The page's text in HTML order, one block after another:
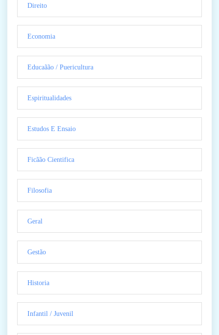
Direito
Economia
Educaãão / Puericultura
Espiritualidades
Estudos E Ensaio
Ficãão Cientifica
Filosofia
Geral
Gestão
Historia
Infantil / Juvenil